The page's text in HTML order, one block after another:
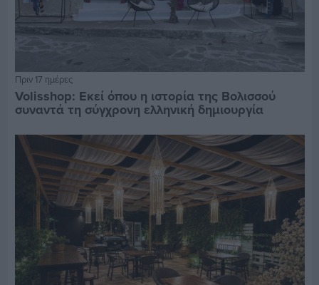
Πριν 17 ημέρες
Volisshop: Εκεί όπου η ιστορία της Βολισσού
συναντά τη σύγχρονη ελληνική δημιουργία